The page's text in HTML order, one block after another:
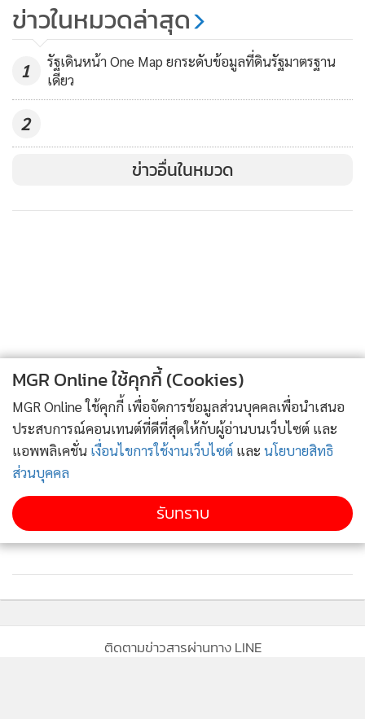
นายกิตติพันธุ์ กล่าวเพิ่มเติมว่า “เราเชื่อว่าลูกค้าและผู้สนใจที่มา
เยี่ยมชมโครงการจะตื่นเต้นที่ได้เห็นสถานที่จริง และได้เห็นความ
คืบหน้าของการก่อสร้างโครงการที่ดำเนินไปอย่างรวดเร็ว ซึ่งเป็น
ล่าสุดของการก่อสร้างโครงการที่พักอาศัยต่างๆ นั้น โครงการ
ทรี เรสซิเดนซ์’ วางเสาเข็มเสร็จเรียบร้อยแล้ว ส่วนโครงการ ‘มัล
ทั้งโครงการ ‘ซิกส์เซนส์ เรสซิเดนซ์’ และส่วนพื้นที่เชิงธุรกิจและ
เชื่อมโยงไปยังพื้นที่ต่างๆ และองค์ประกอบหลายๆ ส่วนใน
โครงการ และทางเดินที่ทอดตัวอยู่เหนือผืนป่าซึ่งอยู่บริเวณ
ใจกลางโครงการ มอบเป็นเส้นทางเดินเท้าท่ามกลางธรรมชาติที่
อุดมสมบูรณ์ ก็ก่อสร้างเสร็จเรียบร้อยแล้วเช่นเดียวกัน” นายกิตติ
พันธุ์ กล่าว
จากการเปิดเผยของนายกิตติพันธุ์ อีกหนึ่งปัจจัยสำคัญที่กระตุ้น
ยอดขายโครงการ ก็คือ การที่โครงการ ‘เดอะ ฟอเรสเทียส์’ ตั้งอยู่
บนทำเลที่มีศักยภาพมากที่สุดแห่งหนึ่ง นั่นคือพื้นที่ยุทธศาสตร์
"ร่วมอิสสระ" เปิด "บาบา บีช คลับ
หัวหิน" เฟสใหม่ รับดีมานด์บ้านพัก
ต่างจังหวัด-เจาะตลาดนักลงทุน
ข่าวในหมวดล่าสุด
1
รัฐเดินหน้า One Map ยกระดับข้อมูลที่ดินรัฐมาตรฐาน
เดียว
2
ข่าวอื่นในหมวด
ติดตามข่าวสารผ่านทาง LINE
MGR Online ใช้คุกกี้ (Cookies)
MGR Online ใช้คุกกี้ เพื่อจัดการข้อมูลส่วนบุคคลเพื่อนำเสนอ
ประสบการณ์คอนเทนต์ที่ดีที่สุดให้กับผู้อ่านบนเว็บไซต์ และ
แอพพลิเคชั่น เงื่อนไขการใช้งานเว็บไซต์ และ นโยบายสิทธิ
ส่วนบุคคล
รับทราบ